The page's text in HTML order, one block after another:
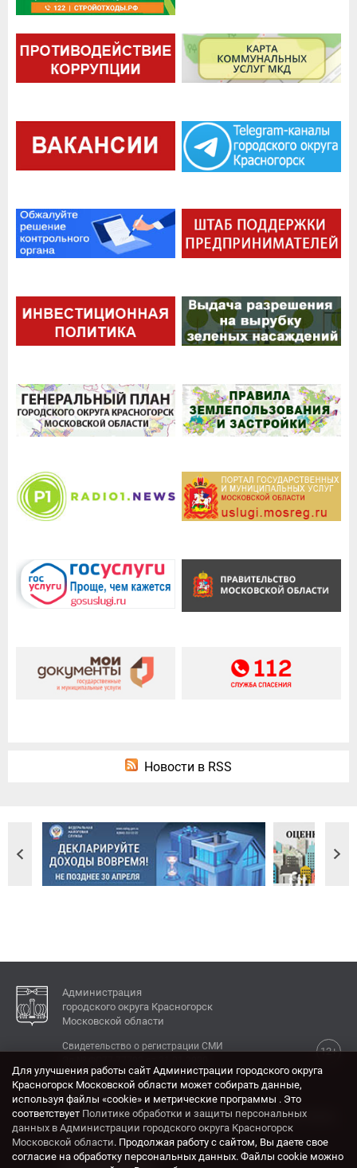
Новости в RSS
Администрация
городского округа Красногорск
Московской области
12+
Свидетельство о регистрации СМИ
КОНТАКТЫ
Адрес: 143404, Московская область, г. Красногорск,
ул. Ленина, дом 4.
Электронная почта:
Для улучшения работы сайт Администрации городского округа
Красногорск Московской области может собирать данные,
используя файлы «cookie» и метрические программы . Это
соответствует Политике обработки и защиты персональных
данных в Администрации городского округа Красногорск
Московской области. Продолжая работу с сайтом, Вы даете свое
согласие на обработку персональных данных. Файлы cookie можно